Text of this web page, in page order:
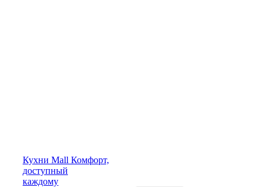
Кухни Mall Комфорт,
доступный
каждому